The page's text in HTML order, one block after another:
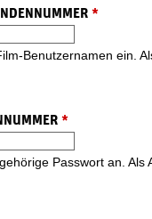
*
Benutzernamen ein.
*
Passwort an.